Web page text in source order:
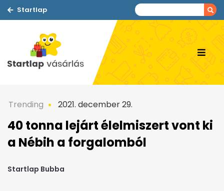
Startlap
Trending 2021. december 29.
40 tonna lejárt élelmiszert vont ki
a Nébih a forgalomból
Startlap Bubba